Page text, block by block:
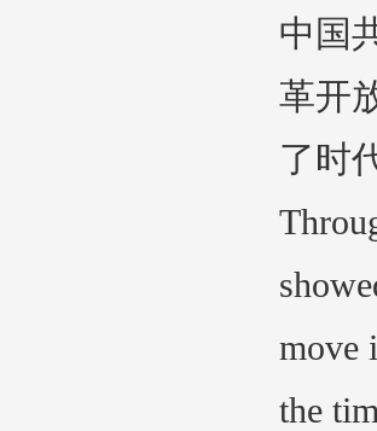
中国
革开
了时
move
the